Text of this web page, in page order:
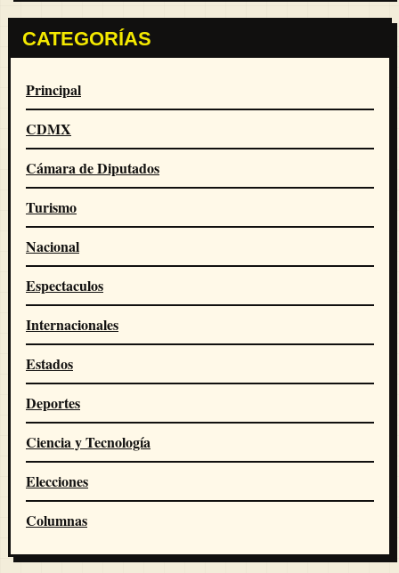
CATEGORÍAS
Principal
CDMX
Cámara de Diputados
Turismo
Nacional
Espectaculos
Internacionales
Estados
Deportes
Ciencia y Tecnología
Elecciones
Columnas